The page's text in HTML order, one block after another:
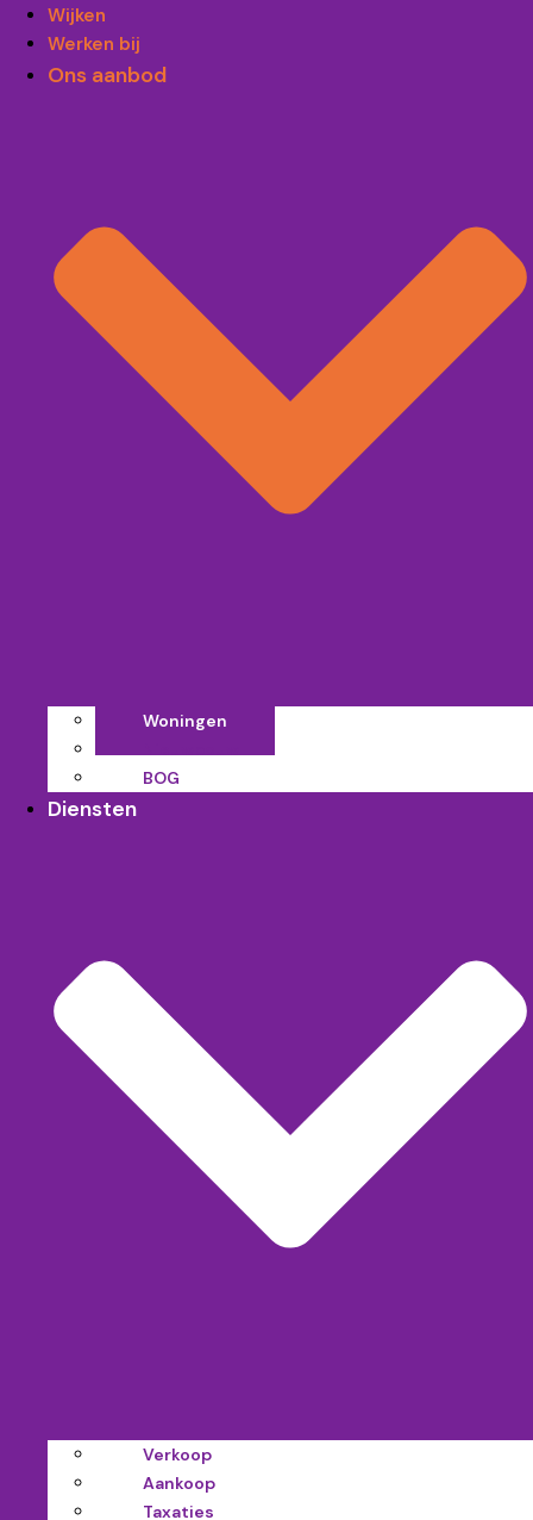
Wijken
Werken bij
Ons aanbod
Woningen
BOG
Diensten
Verkoop
Aankoop
Taxaties